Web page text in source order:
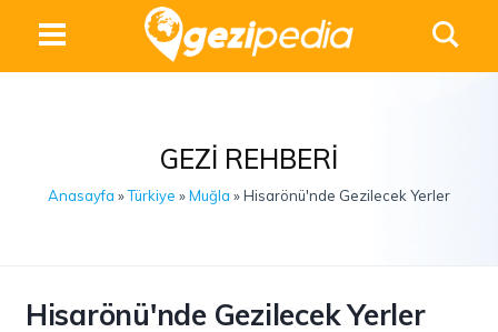
GEZI REHBERI
Anasayfa »Türkiye »Muğla » Hisarönü'nde Gezilecek Yerler
Hisarönü'nde Gezilecek Yerler